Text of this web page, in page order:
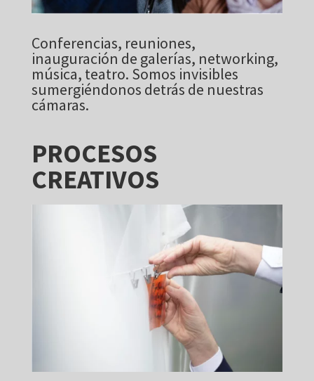
Conferencias, reuniones,
inauguración de galerías, networking,
música, teatro. Somos invisibles
sumergiéndonos detrás de nuestras
cámaras.
PROCESOS
CREATIVOS